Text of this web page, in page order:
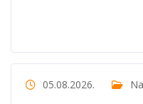
05.08.2026.